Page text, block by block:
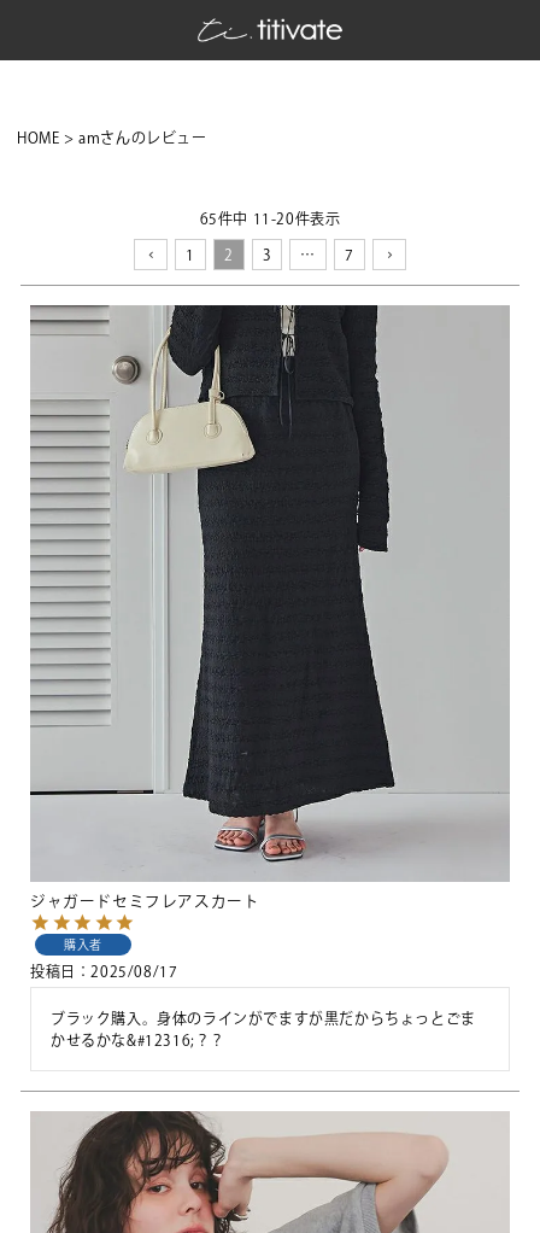
HOME amさんのレビュー
65件中 11 -20件表示
1 2 3 … 7
ジャガードセミフレアスカート
購入者
投稿日 2025/08/17
ブラック購入。身体のラインがでますが黒だからちょっとごま
かせるかな&#12316;？？